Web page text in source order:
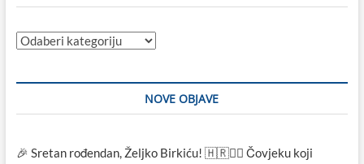
Kategorije
NOVE OBJAVE
🎉 Sretan rođendan, Željko Birkiću! 🇭🇷🏃‍♂️ Čovjeku koji